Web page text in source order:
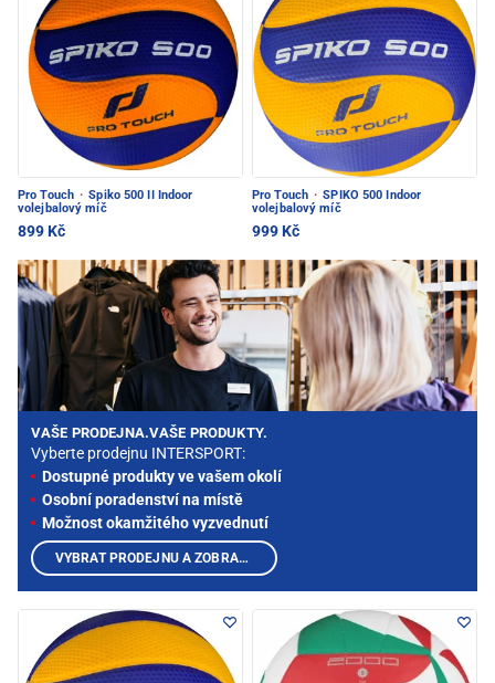
Pro Touch · Spiko 500 II Indoor
volejbalový míč
899 Kč
Pro Touch · SPIKO 500 Indoor
volejbalový míč
999 Kč
VAŠE PRODEJNA.VAŠE PRODUKTY.
Vyberte prodejnu INTERSPORT:
Dostupné produkty ve vašem okolí
Osobní poradenství na místě
Možnost okamžitého vyzvednutí
VYBRAT PRODEJNU A ZOBRAZIT PRODUKTY